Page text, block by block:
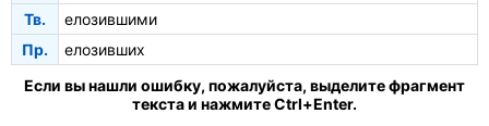
Тв.
елозившими
Пр.
елозивших
Если вы нашли ошибку, пожалуйста, выделите фрагмент
текста и нажмите Ctrl+Enter.